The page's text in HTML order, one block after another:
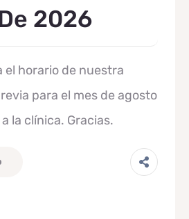
2026
el horario de nuestra
para el mes de agosto
la clínica. Gracias.